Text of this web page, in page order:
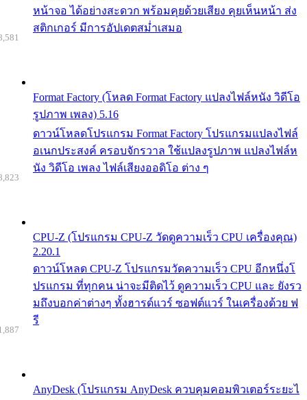
หน้าจอ ได้อย่างสะดวก พร้อมคุยด้วยเสียง คุยเห็นหน้า ส่ง
สติกเกอร์ มีการอัปเดตสม่ำเสมอ
Format Factory (โหลด Format Factory แปลงไฟล์หนัง วิดีโอ
รูปภาพ เพลง) 5.16
ดาวน์โหลดโปรแกรม Format Factory โปรแกรมแปลงไฟล์
อเนกประสงค์ ครอบจักรวาล ใช้แปลงรูปภาพ แปลงไฟล์ห
นัง วิดีโอ เพลง ไฟล์เสียงออดิโอ ต่าง ๆ
CPU-Z (โปรแกรม CPU-Z วัดดูความเร็ว CPU เครื่องคุณ)
2.20.1
ดาวน์โหลด CPU-Z โปรแกรมวัดความเร็ว CPU อีกหนึ่งโ
ปรแกรม ที่ทุกคน น่าจะมีติดไว้ ดูความเร็ว CPU และ ยังรว
มถึงบอกค่าต่างๆ ทั้งฮารด์แวร์ ซอฟต์แวร์ ในเครื่องด้วย ฟ
รี
AnyDesk (โปรแกรม AnyDesk ควบคุมคอมพิวเตอร์ระยะไ